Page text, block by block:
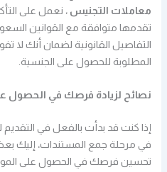
معاملات التجنيس، نعمل على
تقدمها متوافقة مع القوانين
التفاصيل القانونية لضمان أنك
المطلوبة للحصول على الجنسية.
نصائح لزيادة فرصك في الحصول
إذا كنت قد بدأت بالفعل في
في مرحلة جمع المستندات، إليك
تحسين فرصك في الحصول على